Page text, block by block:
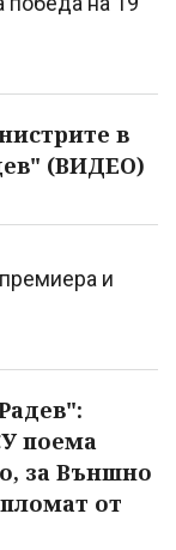
в
(ВИДЕО)
и
поема
за Външно
от